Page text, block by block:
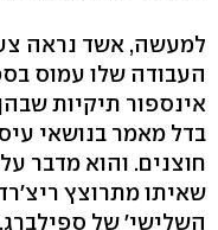
למעשה, אשד נראה
העבודה שלו עמוס
אינספור תיקיות
בדל מאמר בנושאי
חוצנים. והוא מדבר
שאיתו מתרוצץ
השלישי' של